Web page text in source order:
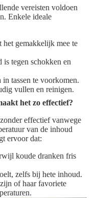
vereisten voldoen
Enkele ideale
gemakkelijk mee te
is tegen schokken en
tassen te voorkomen.
vullen en reinigen.
het zo effectief?
effectief vanwege
van de inhoud
ervoor dat:
koude dranken fris
zelfs bij hete inhoud.
of haar favoriete